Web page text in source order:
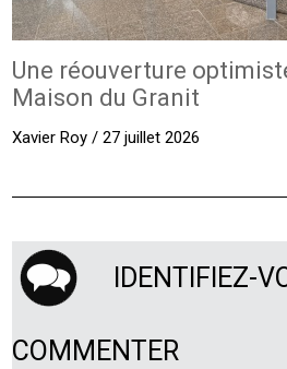
Une réouverture
Maison du Granit
Xavier Roy / 27 juillet 2026
IDENTIFIEZ-
COMMENTER